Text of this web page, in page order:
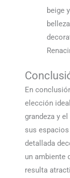
beige
En
elección
grandeza y
sus
detallada
un ambiente
resulta